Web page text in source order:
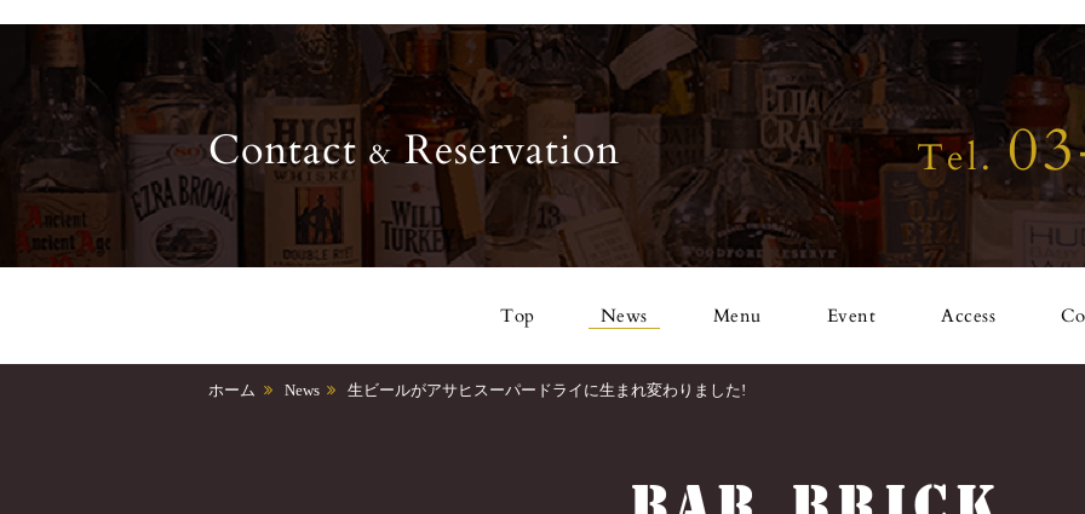
Contact&Reservation Tel.
Top News Menu Event Access
ホーム News 生ビールがアサヒスーパードライに生まれ変わりました!